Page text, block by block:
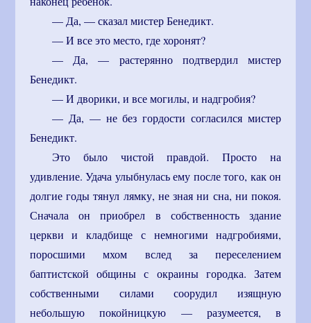
— Да, — сказал мистер Бенедикт.
— И все это место, где хоронят?
— Да, — растерянно подтвердил мистер
Бенедикт.
— И дворики, и все могилы, и надгробия?
— Да, — не без гордости согласился мистер
Бенедикт.
Это было чистой правдой. Просто на
удивление. Удача улыбнулась ему после того, как он
долгие годы тянул лямку, не зная ни сна, ни покоя.
Сначала он приобрел в собственность здание
церкви и кладбище с немногими надгробиями,
поросшими мхом вслед за переселением
баптистской общины с окраины городка. Затем
собственными силами соорудил изящную
небольшую покойницкую — разумеется, в